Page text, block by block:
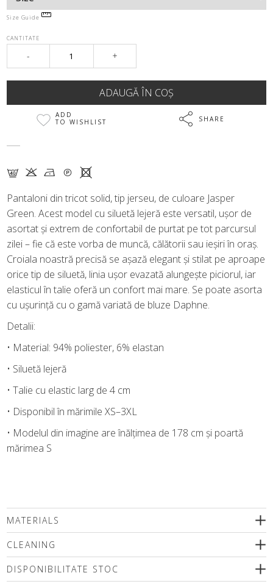
Size Guide
CANTITATE
- +
ADD
TO WISHLIST
SHARE
F K N Q X
Pantaloni din tricot solid, tip jerseu, de culoare Jasper
Green. Acest model cu siluetă lejeră este versatil, ușor de
asortat și extrem de confortabil de purtat pe tot parcursul
zilei – fie că este vorba de muncă, călătorii sau ieșiri în oraș.
Croiala noastră precisă se așază elegant și stilat pe aproape
orice tip de siluetă, linia ușor evazată alungește piciorul, iar
elasticul în talie oferă un confort mai mare. Se poate asorta
cu ușurință cu o gamă variată de bluze Daphne.
Detalii:
• Material: 94% poliester, 6% elastan
• Siluetă lejeră
• Talie cu elastic larg de 4 cm
• Disponibil în mărimile XS–3XL
• Modelul din imagine are înălțimea de 178 cm și poartă
mărimea S
MATERIALS
CLEANING
DISPONIBILITATE STOC